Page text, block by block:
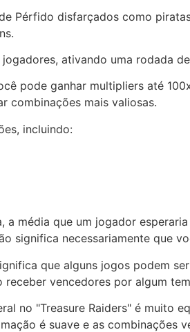
Pérfido disfarçados como
ativando uma rodada
pode ganhar multipliers até
combinações mais valiosas.
incluindo:
a média que um jogador
significa necessariamente que
que alguns jogos podem
vencedores por algum
no "Treasure Raiders" é muito
é suave e as combinações